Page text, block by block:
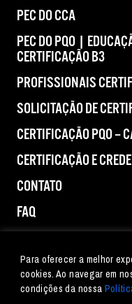
Para oferecer a melhor
cookies. Ao navegar em
condições da nossa
PEC DO CCA
PEC DO PQO |
CERTIFICAÇÃO B3
PROFISSIONAIS
SOLICITAÇÃO DE
CERTIFICAÇÃO PQO –
CERTIFICAÇÃO E
CONTATO
FAQ